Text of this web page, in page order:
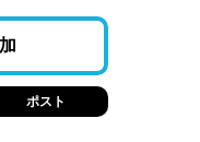
ポスト